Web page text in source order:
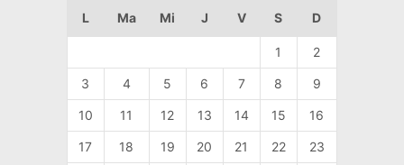
L Ma Mi J V S D
1 2
3 4 5 6 7 8 9
10 11 12 13 14 15 16
17 18 19 20 21 22 23